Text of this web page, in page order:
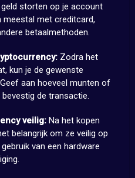
storten op je account
meestal met creditcard,
betaalmethoden.
Zodra het
kun je de gewenste
aan hoeveel munten of
de transactie.
veilig: Na het kopen
belangrijk om ze veilig op
van een hardware